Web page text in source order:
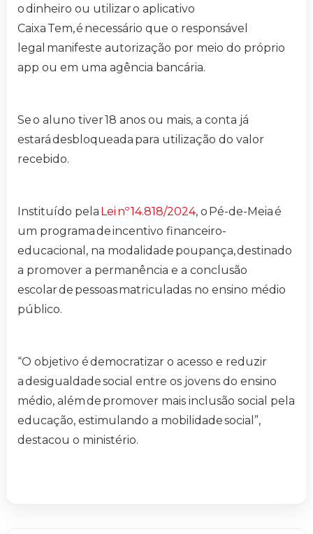
o dinheiro ou utilizar o aplicativo
Caixa Tem, é necessário que o responsável
legal manifeste autorização por meio do próprio
app ou em uma agência bancária.
Se o aluno tiver 18 anos ou mais, a conta já
estará desbloqueada para utilização do valor
recebido.
Instituído pela Lei nº 14.818/2024, o Pé-de-Meia é
um programa de incentivo financeiro-
educacional, na modalidade poupança, destinado
a promover a permanência e a conclusão
escolar de pessoas matriculadas no ensino médio
público.
“O objetivo é democratizar o acesso e reduzir
a desigualdade social entre os jovens do ensino
médio, além de promover mais inclusão social pela
educação, estimulando a mobilidade social”,
destacou o ministério.